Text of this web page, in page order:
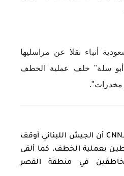
أنباء نقلا عن مراسليها
سلة" خلف عملية الخطف
مخدرات".
وكان المصدر قد كشف لـCNN أن الجيش اللبناني أوقف
متورطين بعملية الخطف، كما ألقى
في منطقة القصر